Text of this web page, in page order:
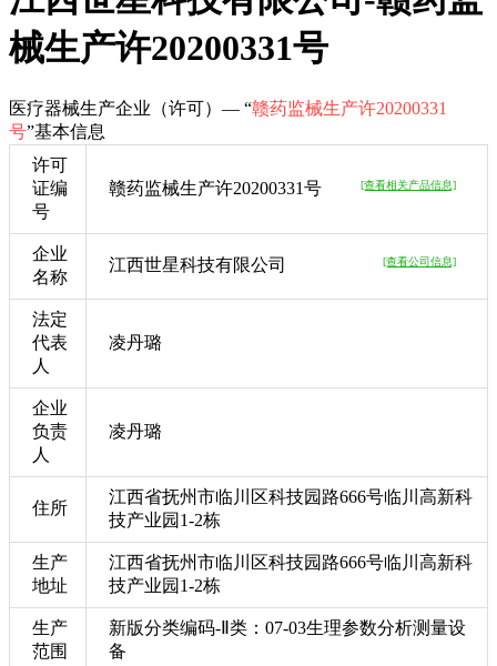
械生产许20200331号
医疗器械生产企业（许可）— “赣药监械生产许20200331
号”基本信息
许可
证编
号
赣药监械生产许20200331号 [查看相关产品信息]
企业
名称
江西世星科技有限公司 [查看公司信息]
法定
代表
人
凌丹璐
企业
负责
人
凌丹璐
住所
江西省抚州市临川区科技园路666号临川高新科
技产业园1-2栋
生产
地址
江西省抚州市临川区科技园路666号临川高新科
技产业园1-2栋
生产
范围
新版分类编码-Ⅱ类：07-03生理参数分析测量设
备